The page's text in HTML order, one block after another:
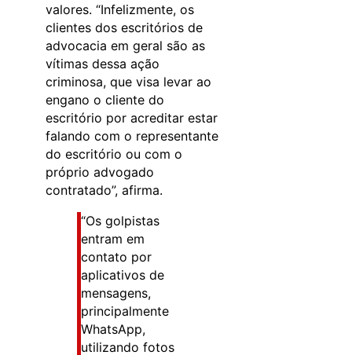
valores. “Infelizmente, os
clientes dos escritórios de
advocacia em geral são as
vítimas dessa ação
criminosa, que visa levar ao
engano o cliente do
escritório por acreditar estar
falando com o representante
do escritório ou com o
próprio advogado
contratado”, afirma.
“Os golpistas
entram em
contato por
aplicativos de
mensagens,
principalmente
WhatsApp,
utilizando fotos